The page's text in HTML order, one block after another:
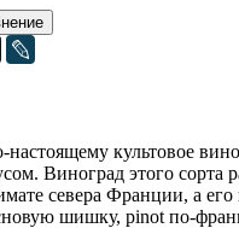
культовое
Виноград этого сорта
севера Франции, а его
шишку, pinot по-